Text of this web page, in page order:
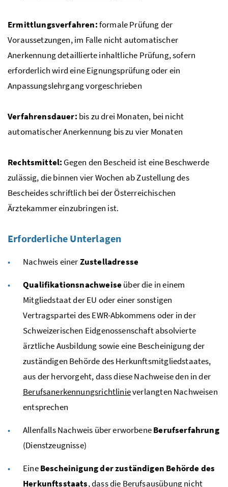
Ermittlungsverfahren:formale Prüfung der
Voraussetzungen, im Falle nicht automatischer
Anerkennung detaillierte inhaltliche Prüfung, sofern
erforderlich wird eine Eignungsprüfung oder ein
Anpassungslehrgang vorgeschrieben
Verfahrensdauer: bis zu drei Monaten, bei nicht
automatischer Anerkennung bis zu vier Monaten
Rechtsmittel: Gegen den Bescheid ist eine Beschwerde
zulässig, die binnen vier Wochen ab Zustellung des
Bescheides schriftlich bei der Österreichischen
Ärztekammer einzubringen ist.
Erforderliche Unterlagen
Nachweis einerZustelladresse
Qualifikationsnachweiseüber die in einem
Mitgliedstaat derEU oder einer sonstigen
Vertragspartei desEWR-Abkommens oder in der
Schweizerischen Eidgenossenschaft absolvierte
ärztliche Ausbildung sowie eine Bescheinigung der
zuständigen Behörde des Herkunftsmitgliedstaates,
aus der hervorgeht, dass diese Nachweise den in der
Berufsanerkennungsrichtlinieverlangten Nachweisen
entsprechen
Allenfalls Nachweis über erworbeneBerufserfahrung
(Dienstzeugnisse)
EineBescheinigung der zuständigen Behörde des
Herkunftsstaats, dass die Berufsausübung nicht